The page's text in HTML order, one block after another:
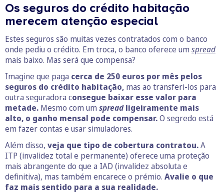
Os seguros do crédito habitação
merecem atenção especial
Estes seguros são muitas vezes contratados com o banco
onde pediu o crédito. Em troca, o banco oferece um spread
mais baixo. Mas será que compensa?
Imagine que paga cerca de 250 euros por mês pelos
seguros do crédito habitação, mas ao transferi-los para
outra seguradora consegue baixar esse valor para
metade. Mesmo com um spreadligeiramente mais
alto, o ganho mensal pode compensar.O segredo está
em fazer contas e usar simuladores.
Além disso, veja que tipo de cobertura contratou.A
ITP (invalidez total e permanente) oferece uma proteção
mais abrangente do que a IAD (invalidez absoluta e
definitiva), mas também encarece o prémio. Avalie o que
faz mais sentido para a sua realidade.